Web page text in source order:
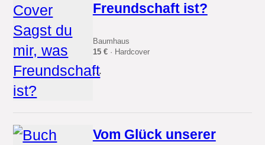
Freundschaft ist?
Baumhaus
15 €· Hardcover
...
Vom Glück unserer